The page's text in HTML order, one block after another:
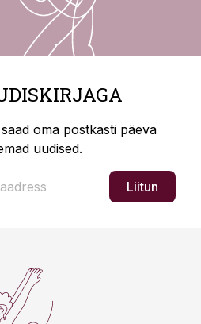
oma postkasti päeva
uudised.
Liitun